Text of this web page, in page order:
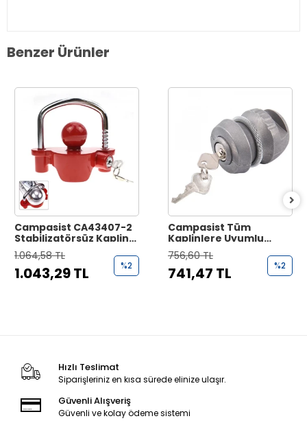
Benzer Ürünler
Campasist CA43407-2
Stabilizatörsüz Kaplin
Uyumlu, Güvenlik
Kaplin Kilidi
1.064,58 TL
1.043,29 TL %2
Campasist Tüm
Kaplinlere Uyumlu
Universal Kaplin
Güvenlik Kilidi
756,60 TL
741,47 TL %2
Hızlı Teslimat
Siparişleriniz en kısa sürede elinize ulaşır.
Güvenli Alışveriş
Güvenli ve kolay ödeme sistemi